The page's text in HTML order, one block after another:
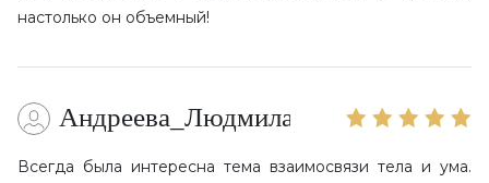
настолько он объемный!
Андреева_Людмила
Всегда была интересна тема взаимосвязи тела и ума.